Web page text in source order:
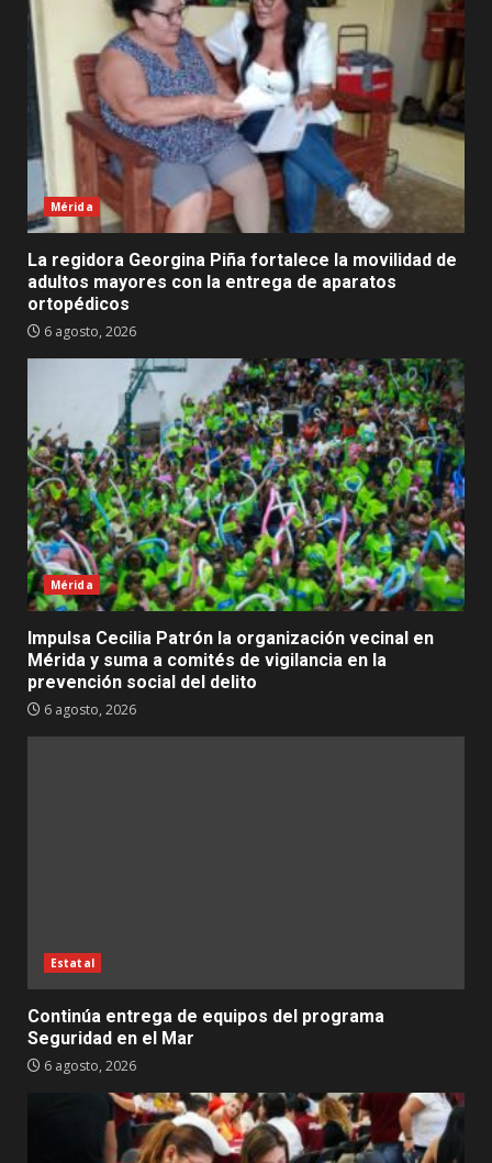
Mérida
La regidora Georgina Piña fortalece la movilidad de
adultos mayores con la entrega de aparatos
ortopédicos
6 agosto, 2026
Mérida
Impulsa Cecilia Patrón la organización vecinal en
Mérida y suma a comités de vigilancia en la
prevención social del delito
6 agosto, 2026
Estatal
Continúa entrega de equipos del programa
Seguridad en el Mar
6 agosto, 2026